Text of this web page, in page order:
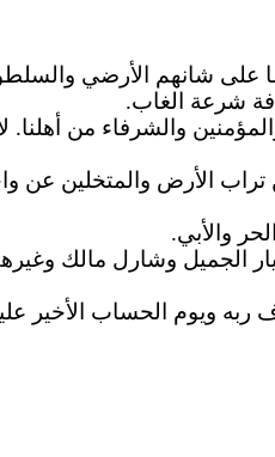
على شانهم الأرضي
شرعة الغاب.
والشرفاء من أهلنا.
تراب الأرض والمتخلين عن
والأبي.
الجميل وشارل مالك
ربه ويوم الحساب الأخير